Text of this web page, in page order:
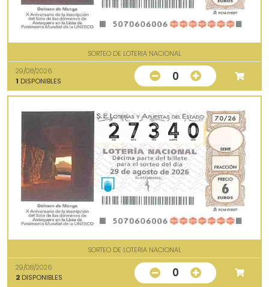
SORTEO DE LOTERIA NACIONAL
29/08/2026
1 DISPONIBLES 0
SORTEO DE LOTERIA NACIONAL
29/08/2026
2 DISPONIBLES 0